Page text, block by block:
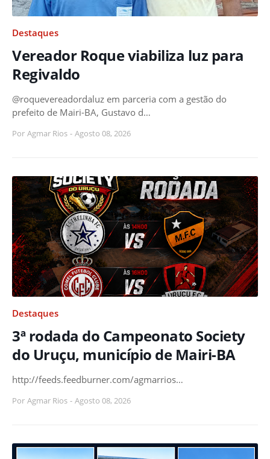
Destaques
Vereador Roque viabiliza luz para
Regivaldo
@roquevereadordaluz em parceria com a gestão do
prefeito de Mairi-BA, Gustavo d…
Por Agmar Rios - Agosto 08, 2026
Destaques
3ª rodada do Campeonato Society
do Uruçu, município de Mairi-BA
http://feeds.feedburner.com/agmarrios…
Por Agmar Rios - Agosto 08, 2026